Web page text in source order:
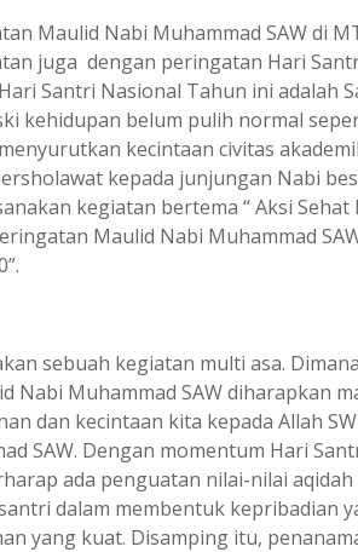
Maulid Nabi Muhammad SAW di
juga dengan peringatan Hari
Santri Nasional Tahun ini adalah
kehidupan belum pulih normal
kecintaan civitas
kepada junjungan Nabi
kegiatan bertema “ Aksi Sehat
Maulid Nabi Muhammad
sebuah kegiatan multi asa.
Nabi Muhammad SAW diharapkan
dan kecintaan kita kepada Allah
SAW. Dengan momentum Hari
ada penguatan nilai-nilai
dalam membentuk kepribadian
yang kuat. Disamping itu,